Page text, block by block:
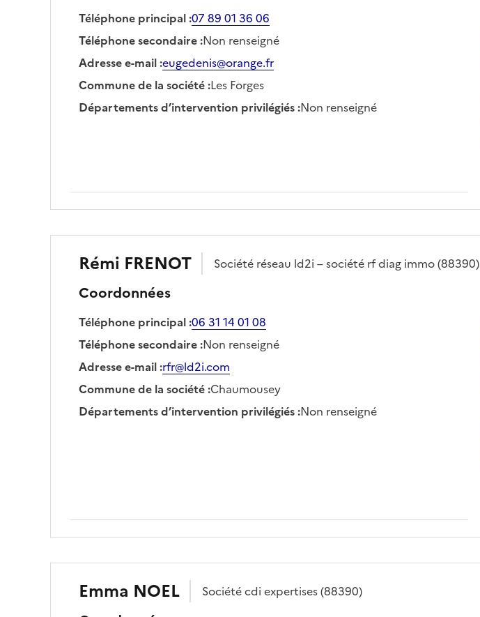
Téléphone principal:07 89 01 36 06
Téléphone secondaire:Non renseigné
Adresse e-mail:eugedenis@orange.fr
Commune de la société:Les Forges
Départements d’intervention privilégiés:Non renseigné
Rémi FRENOT Société réseau ld2i – société rf diag immo (88390)
Coordonnées
Téléphone principal:06 31 14 01 08
Téléphone secondaire:Non renseigné
Adresse e-mail:rfr@ld2i.com
Commune de la société:Chaumousey
Départements d’intervention privilégiés:Non renseigné
Emma NOEL Sociétécdi expertises(88390)